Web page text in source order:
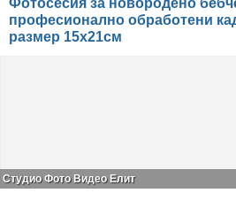
Фотосесия за новородено
професионално обработени
размер 15х21см
Студио Фото Видео Елит